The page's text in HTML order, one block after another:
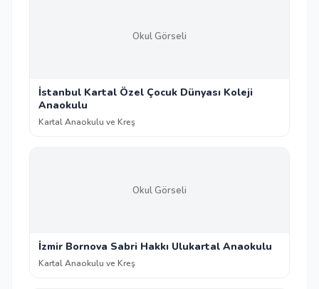
Okul Görseli
İstanbul Kartal Özel Çocuk Dünyası Koleji
Anaokulu
Kartal Anaokulu ve Kreş
Okul Görseli
İzmir Bornova Sabri Hakkı Ulukartal Anaokulu
Kartal Anaokulu ve Kreş